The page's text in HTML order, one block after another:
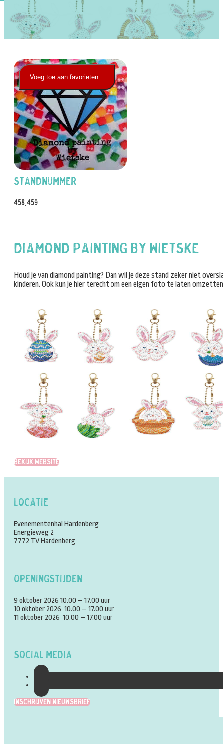
Ons Team
Contact
Standnummer
458,459
Voeg toe aan favorieten
Diamond Painting by Wietske
Houd je van diamond painting? Dan wil je deze stand zeker niet
kinderen. Ook kun je hier terecht om een eigen foto te laten
Bekijk website
Locatie
Evenementenhal Hardenberg
Energieweg 2
7772 TV Hardenberg
Openingstijden
9 oktober 2026 10.00 – 17.00 uur
10 oktober 2026 10.00 – 17.00 uur
11 oktober 2026 10.00 – 17.00 uur
Social Media
Inschrijven Nieuwsbrief